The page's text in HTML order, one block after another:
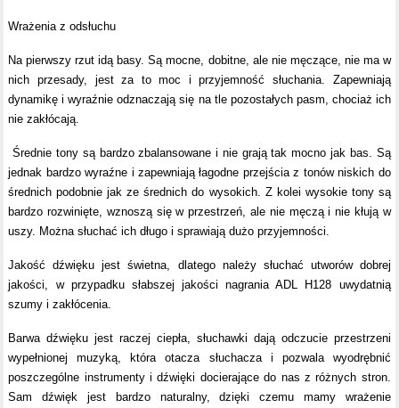
Wrażenia z odsłuchu
Na pierwszy rzut idą basy. Są mocne, dobitne, ale nie męczące, nie ma w
nich przesady, jest za to moc i przyjemność słuchania. Zapewniają
dynamikę i wyraźnie odznaczają się na tle pozostałych pasm, chociaż ich
nie zakłócają.
Średnie tony są bardzo zbalansowane i nie grają tak mocno jak bas. Są
jednak bardzo wyraźne i zapewniają łagodne przejścia z tonów niskich do
średnich podobnie jak ze średnich do wysokich. Z kolei wysokie tony są
bardzo rozwinięte, wznoszą się w przestrzeń, ale nie męczą i nie kłują w
uszy. Można słuchać ich długo i sprawiają dużo przyjemności.
Jakość dźwięku jest świetna, dlatego należy słuchać utworów dobrej
jakości, w przypadku słabszej jakości nagrania ADL H128 uwydatnią
szumy i zakłócenia.
Barwa dźwięku jest raczej ciepła, słuchawki dają odczucie przestrzeni
wypełnionej muzyką, która otacza słuchacza i pozwala wyodrębnić
poszczególne instrumenty i dźwięki docierające do nas z różnych stron.
Sam dźwięk jest bardzo naturalny, dzięki czemu mamy wrażenie